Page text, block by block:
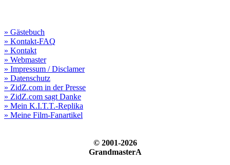
» Gästebuch
» Kontakt-FAQ
» Kontakt
» Webmaster
» Impressum / Disclamer
» Datenschutz
» ZidZ.com in der Presse
» ZidZ.com sagt Danke
» Mein K.I.T.T.-Replika
» Meine Film-Fanartikel
© 2001-2026
GrandmasterA